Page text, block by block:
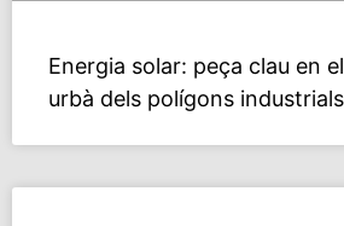
Energia solar: peça clau en
urbà dels polí­gons industrials